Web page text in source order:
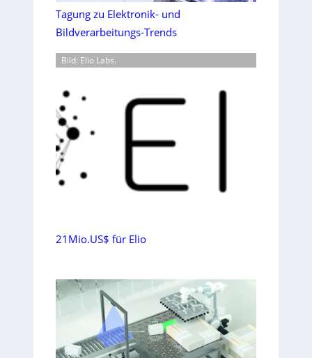
Tagung zu Elektronik- und
Bildverarbeitungs-Trends
Bild: Elio Labs.
21Mio.US$ für Elio